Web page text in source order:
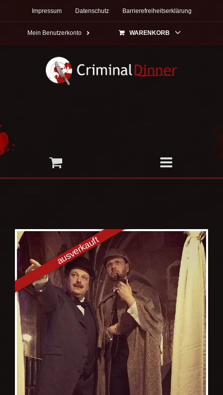
Impressum Datenschutz Barrierefreiheitserklärung
Mein Benutzerkonto WARENKORB